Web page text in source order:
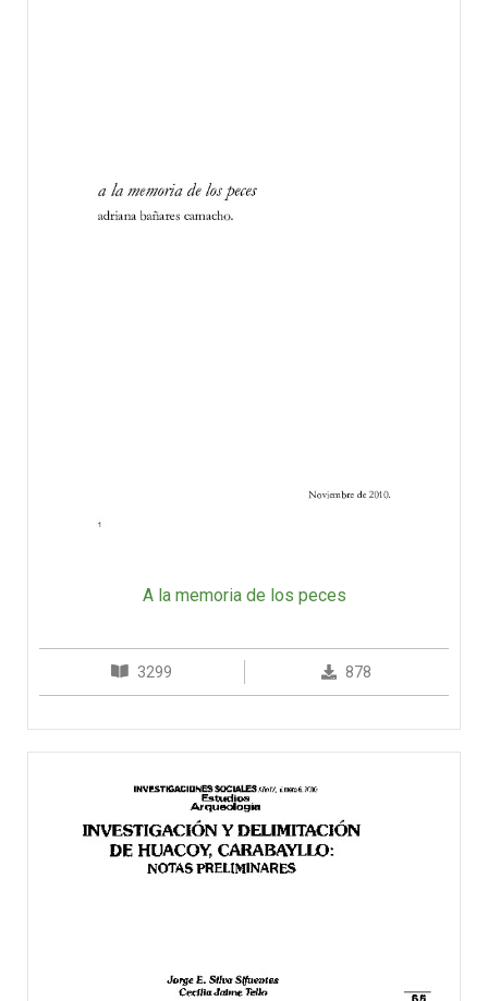
A la memoria de los peces
3299 878